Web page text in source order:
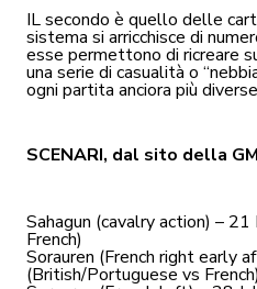
IL secondo è quello delle
sistema si arricchisce di
esse permettono di ricreare
una serie di casualità o
ogni partita anciora più
SCENARI, dal sito della
Sahagun (cavalry action) –
French)
Sorauren (French right early
(British/Portuguese vs French)